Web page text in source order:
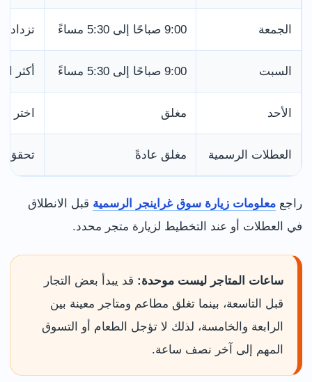
الجمعة 9:00 صباحًا إلى 5:30 مساءً تزداد
السبت 9:00 صباحًا إلى 5:30 مساءً أكثر
الأحد مغلق اختر
العطلات الرسمية مغلق عادةً تحقق
راجع معلومات زيارة سوق غراينجر الرسمية قبل الانطلاق
في العطلات أو عند التخطيط لزيارة متجر محدد.
ساعات المتاجر ليست موحدة: قد يبدأ بعض التجار
قبل التاسعة، بينما تغلق مطاعم ومتاجر معينة بين
الرابعة والخامسة، لذلك لا تؤجل الطعام أو التسوق
المهم إلى آخر نصف ساعة.